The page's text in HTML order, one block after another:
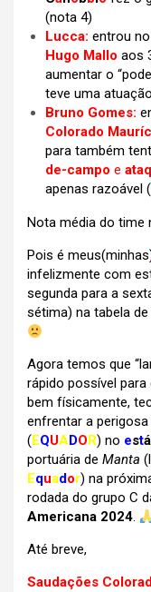
(nota 4)
Lucca: entrou
Hugo Mallo aos
aumentar o
teve uma
Bruno Gomes:
Colorado
para também
de-campo e
apenas razoável
Nota média do time
Pois é
infelizmente com
segunda para a
sétima) na tabela
Agora temos que
rápido possível
bem físicamente,
enfrentar a
(EQUADOR) no está
portuária de Manta
Equador) na
rodada do grupo C
Americana 2024.
Até breve,
Saudações